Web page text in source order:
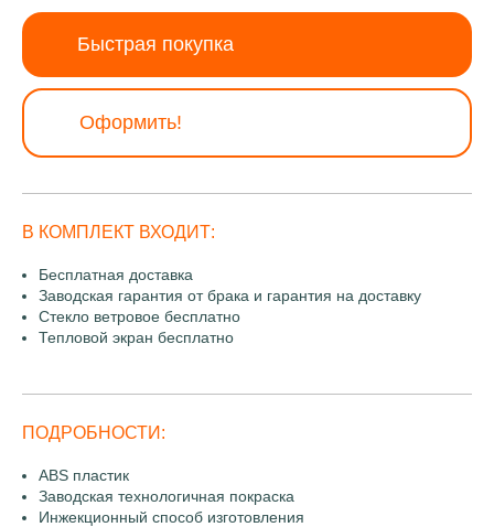
Быстрая покупка
Оформить!
В КОМПЛЕКТ ВХОДИТ:
Бесплатная доставка
Заводская гарантия от брака и гарантия на доставку
Стекло ветровое бесплатно
Тепловой экран бесплатно
ПОДРОБНОСТИ:
ABS пластик
Заводская технологичная покраска
Инжекционный способ изготовления